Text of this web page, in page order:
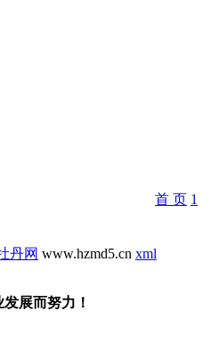
首 页 1
丹网 www.hzmd5.cn xml
展而努力！